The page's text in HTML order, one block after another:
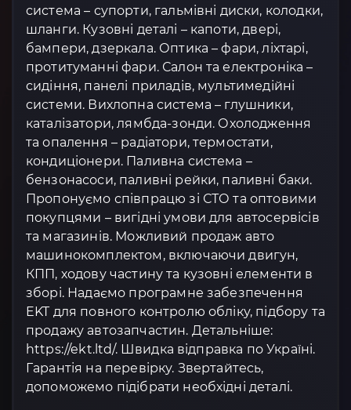
система – супорти, гальмівні диски, колодки,
шланги. Кузовні деталі – капоти, двері,
бампери, дзеркала. Оптика – фари, ліхтарі,
протитуманні фари. Салон та електроніка –
сидіння, панелі приладів, мультимедійні
системи. Вихлопна система – глушники,
каталізатори, лямбда-зонди. Охолодження
та опалення – радіатори, термостати,
кондиціонери. Паливна система –
бензонасоси, паливні рейки, паливні баки.
Пропонуємо співпрацю зі СТО та оптовими
покупцями – вигідні умови для автосервісів
та магазинів. Можливий продаж авто
машинокомплектом, включаючи двигун,
КПП, ходову частину та кузовні елементи в
зборі. Надаємо програмне забезпечення
EKT для повного контролю обліку, підбору та
продажу автозапчастин. Детальніше:
https://ekt.ltd/. Швидка відправка по Україні.
Гарантія на перевірку. Звертайтесь,
допоможемо підібрати необхідні деталі.